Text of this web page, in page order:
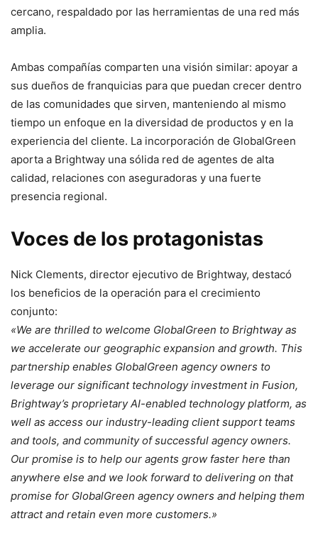
cercano, respaldado por las herramientas de una red más
amplia.
Ambas compañías comparten una visión similar: apoyar a
sus dueños de franquicias para que puedan crecer dentro
de las comunidades que sirven, manteniendo al mismo
tiempo un enfoque en la diversidad de productos y en la
experiencia del cliente. La incorporación de GlobalGreen
aporta a Brightway una sólida red de agentes de alta
calidad, relaciones con aseguradoras y una fuerte
presencia regional.
Voces de los protagonistas
Nick Clements, director ejecutivo de Brightway, destacó
los beneficios de la operación para el crecimiento
conjunto:
«We are thrilled to welcome GlobalGreen to Brightway as
we accelerate our geographic expansion and growth. This
partnership enables GlobalGreen agency owners to
leverage our significant technology investment in Fusion,
Brightway’s proprietary AI-enabled technology platform, as
well as access our industry-leading client support teams
and tools, and community of successful agency owners.
Our promise is to help our agents grow faster here than
anywhere else and we look forward to delivering on that
promise for GlobalGreen agency owners and helping them
attract and retain even more customers.»